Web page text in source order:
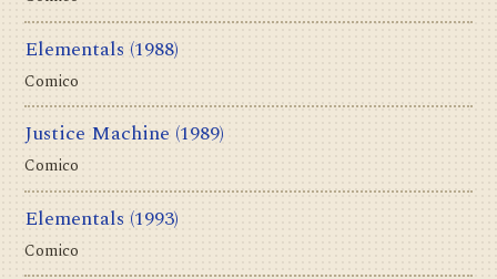
Elementals (1988)
Comico
Justice Machine (1989)
Comico
Elementals (1993)
Comico